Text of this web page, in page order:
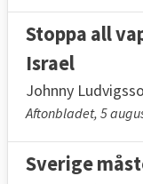
Stoppa all
Israel
Johnny
Aftonbladet, 5
Sverige